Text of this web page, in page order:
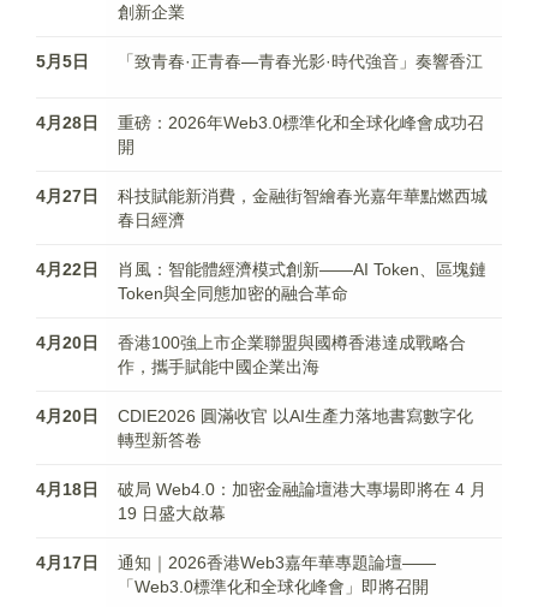
創新企業
5月5日 「致青春·正青春—青春光影·時代強音」奏響香江
4月28日
重磅：2026年Web3.0標準化和全球化峰會成功召
開
4月27日
科技賦能新消費，金融街智繪春光嘉年華點燃西城
春日經濟
4月22日
肖風：智能體經濟模式創新——AI Token、區塊鏈
Token與全同態加密的融合革命
4月20日
香港100強上市企業聯盟與國樽香港達成戰略合
作，攜手賦能中國企業出海
4月20日
CDIE2026 圓滿收官 以AI生產力落地書寫數字化
轉型新答卷
4月18日
破局 Web4.0：加密金融論壇港大專場即將在 4 月
19 日盛大啟幕
4月17日
通知｜2026香港Web3嘉年華專題論壇——
「Web3.0標準化和全球化峰會」即將召開